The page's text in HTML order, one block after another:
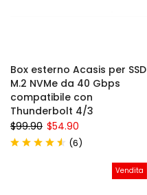
Box esterno Acasis per SSD
M.2 NVMe da 40 Gbps
compatibile con
Thunderbolt 4/3
$99.90 $54.90
(6)
Vendita